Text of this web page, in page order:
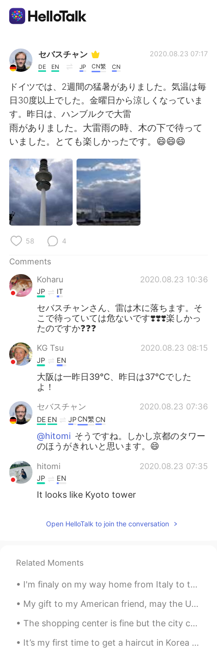
Language Exchange App
AI Grammar Checker
English
简体中文 繁體中文
Español العربية
Français Deutsch
日本語 한국어
Русский
Türkçe
Português
セバスチャン
DE EN JP CN繁 CN
2020.08.23 07:17
ドイツでは、2週間の猛暑がありました。気温は毎
日30度以上でした。金曜日から涼しくなっていま
す。昨日は、ハンブルクで大雷
雨がありました。大雷雨の時、木の下で待って
いました。とても楽しかったです。😄😄😄
58 4
Comments
Koharu
2020.08.23 10:36
JP IT
セバスチャンさん、雷は木に落ちます。そ
こで待っていては危ないです❣️❣️❣️楽しかっ
たのですか❓❓❓
KG Tsu 2020.08.23 08:15
JP EN
大阪は一昨日39℃、昨日は37℃でした
よ！
セバスチャン 2020.08.23 07:36
DE EN JPCN繁 CN
@hitomi そうですね。しかし京都のタワー
のほうがきれいと思います。😄
hitomi 2020.08.23 07:35
JP EN
It looks like Kyoto tower
Open HelloTalk to join the conversation
Related Moments
I'm finaly on my way home from Italy to the Netherlands but I'm so tired😭 I managed to take this...
My gift to my American friend, may the US and China both be successful and emerge a friends in th...
The shopping center is fine but the city center oh my god what a chaos! 😂😂 Way too many people an...
It’s my first time to get a haircut in Korea and one of the first times my hair has been this sho...